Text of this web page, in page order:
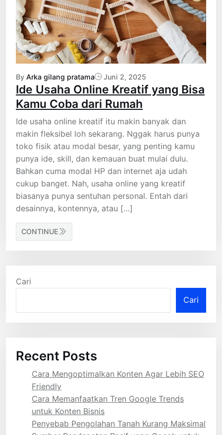
By Arka gilang pratama Juni 2, 2025
Ide Usaha Online Kreatif yang Bisa
Kamu Coba dari Rumah
Ide usaha online kreatif itu makin banyak dan
makin fleksibel loh sekarang. Nggak harus punya
toko fisik atau modal besar, yang penting kamu
punya ide, skill, dan kemauan buat mulai dulu.
Bahkan cuma modal HP dan internet aja udah
cukup banget. Nah, usaha online yang kreatif
biasanya punya sentuhan personal. Entah dari
desainnya, kontennya, atau […]
CONTINUE
Cari
Cari
Recent Posts
Cara Mengoptimalkan Konten Agar Lebih SEO
Friendly
Cara Memanfaatkan Tren Google Trends
untuk Konten Bisnis
Penyebab Pengolahan Tanah Kurang Maksimal